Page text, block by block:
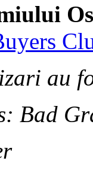
au
Bad